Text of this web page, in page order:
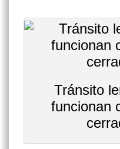
Tránsito
funcionan